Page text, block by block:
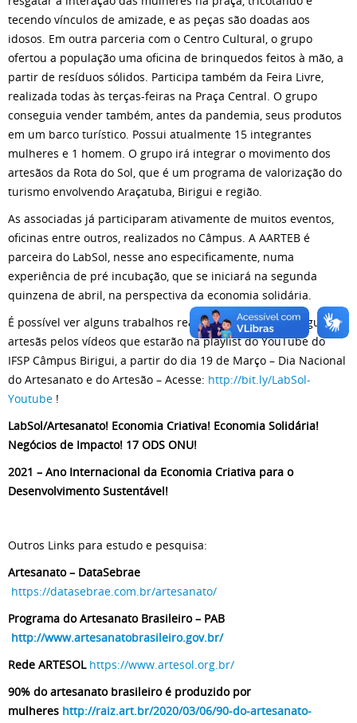
tecendo vínculos de amizade, e as peças são doadas aos
idosos. Em outra parceria com o Centro Cultural, o grupo
ofertou a população uma oficina de brinquedos feitos à mão, a
partir de resíduos sólidos. Participa também da Feira Livre,
realizada todas às terças-feiras na Praça Central. O grupo
conseguia vender também, antes da pandemia, seus produtos
em um barco turístico. Possui atualmente 15 integrantes
mulheres e 1 homem. O grupo irá integrar o movimento dos
artesãos da Rota do Sol, que é um programa de valorização do
turismo envolvendo Araçatuba, Birigui e região.
As associadas já participaram ativamente de muitos eventos,
oficinas entre outros, realizados no Câmpus. A AARTEB é
parceira do LabSol, nesse ano especificamente, numa
experiência de pré incubação, que se iniciará na segunda
quinzena de abril, na perspectiva da economia solidária.
É possível ver alguns trabalhos realizados e conhecer algumas
artesãs pelos vídeos que estarão na playlist do YouTube do
IFSP Câmpus Birigui, a partir do dia 19 de Março – Dia Nacional
do Artesanato e do Artesão – Acesse: http://bit.ly/LabSol-
Youtube !
LabSol/Artesanato! Economia Criativa! Economia Solidária!
Negócios de Impacto! 17 ODS ONU!
2021 – Ano Internacional da Economia Criativa para o
Desenvolvimento Sustentável!
Outros Links para estudo e pesquisa:
Artesanato – DataSebrae
https://datasebrae.com.br/artesanato/
Programa do Artesanato Brasileiro – PAB
http://www.artesanatobrasileiro.gov.br/
Rede ARTESOL https://www.artesol.org.br/
90% do artesanato brasileiro é produzido por
mulheres http://raiz.art.br/2020/03/06/90-do-artesanato-